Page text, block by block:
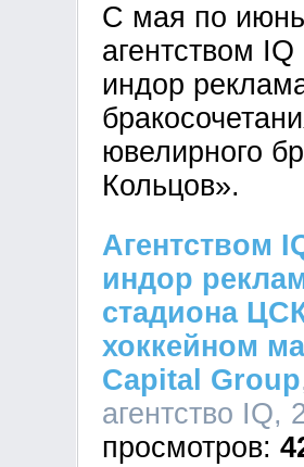
С мая по
агентством
индор
ювелирного
Кольцов».
Агентством
индор
стадиона
хоккейном
Capital Group
агентство IQ,